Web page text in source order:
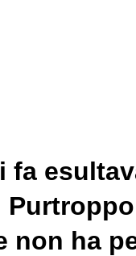
fa
non ha